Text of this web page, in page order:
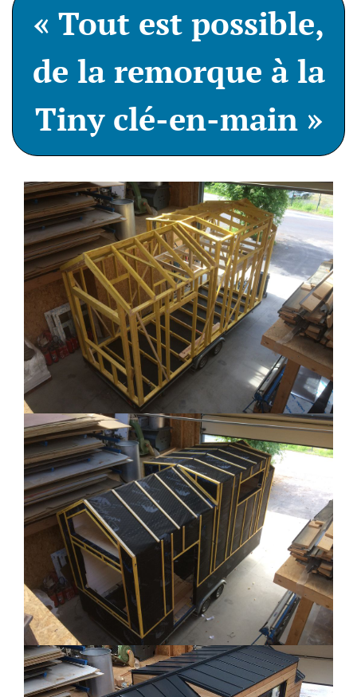
« Tout est possible,
de la remorque à la
Tiny clé-en-main »